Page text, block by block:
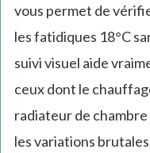
vous permet de
les fatidiques 18°C
suivi visuel aide
ceux dont le
radiateur de
les variations